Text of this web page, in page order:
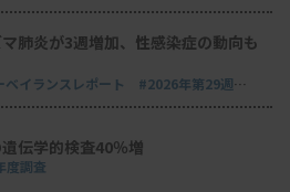
肺炎が3週増加、性感染症の動向も
ベイランスレポート #2026年第29週
伝学的検査40％増
度調査